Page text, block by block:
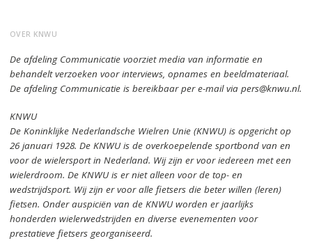
OVER KNWU
De afdeling Communicatie voorziet media van informatie en
behandelt verzoeken voor interviews, opnames en beeldmateriaal.
De afdeling Communicatie is bereikbaar per e-mail via pers@knwu.nl.
KNWU
De Koninklijke Nederlandsche Wielren Unie (KNWU) is opgericht op
26 januari 1928.De KNWU is de overkoepelende sportbond van en
voor de wielersport in Nederland. Wij zijn er voor iedereen met een
wielerdroom.De KNWU is er niet alleen voor de top- en
wedstrijdsport. Wij zijn ervoor alle fietsers die beter willen (leren)
fietsen. Onder auspiciën van de KNWU worden er jaarlijks
honderden wielerwedstrijden en diverse evenementen voor
prestatieve fietsers georganiseerd.